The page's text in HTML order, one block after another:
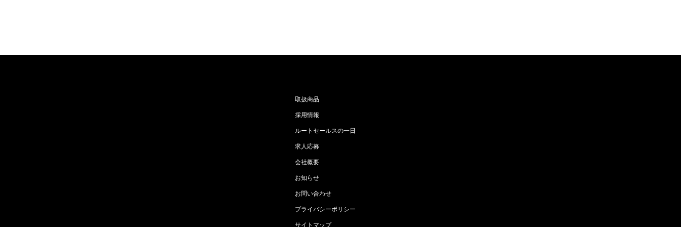
取扱商品
採用情報
ルートセールスの一日
求人応募
会社概要
お知らせ
お問い合わせ
プライバシーポリシー
サイトマップ